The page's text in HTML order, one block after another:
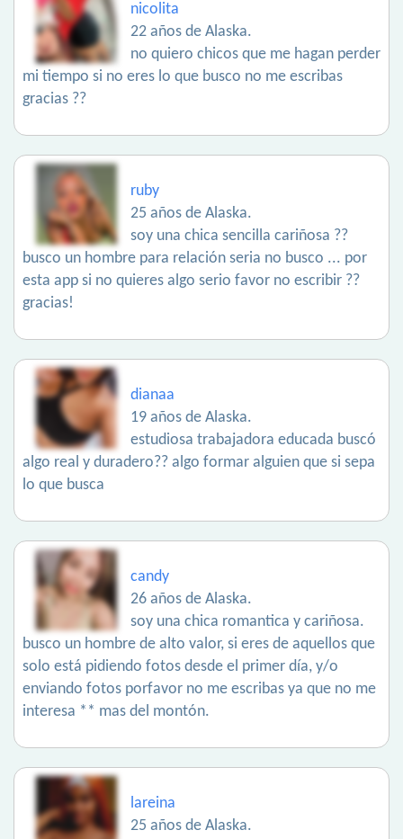
nicolita
22 años de Alaska.
no quiero chicos que me hagan perder
mi tiempo si no eres lo que busco no me escribas
gracias ??
ruby
25 años de Alaska.
soy una chica sencilla cariñosa ??
busco un hombre para relación seria no busco ... por
esta app si no quieres algo serio favor no escribir ??
gracias!
dianaa
19 años de Alaska.
estudiosa trabajadora educada buscó
algo real y duradero?? algo formar alguien que si sepa
lo que busca
candy
26 años de Alaska.
soy una chica romantica y cariñosa.
busco un hombre de alto valor, si eres de aquellos que
solo está pidiendo fotos desde el primer día, y/o
enviando fotos porfavor no me escribas ya que no me
interesa ** mas del montón.
lareina
25 años de Alaska.